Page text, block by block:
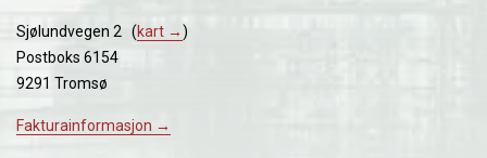
Sjølundvegen 2 (kart →)
Postboks 6154
9291 Tromsø
Fakturainformasjon →